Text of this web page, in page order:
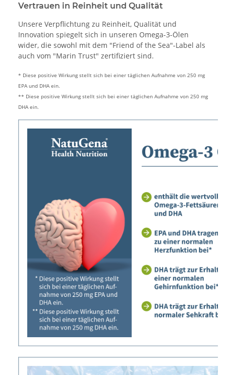
Vertrauen in Reinheit und Qualität
Unsere Verpflichtung zu Reinheit, Qualität und
Innovation spiegelt sich in unseren Omega-3-Ölen
wider, die sowohl mit dem "Friend of the Sea"-Label als
auch vom "Marin Trust" zertifiziert sind.
* Diese positive Wirkung stellt sich bei einer täglichen Aufnahme von 250 mg
EPA und DHA ein.
** Diese positive Wirkung stellt sich bei einer täglichen Aufnahme von 250 mg
DHA ein.